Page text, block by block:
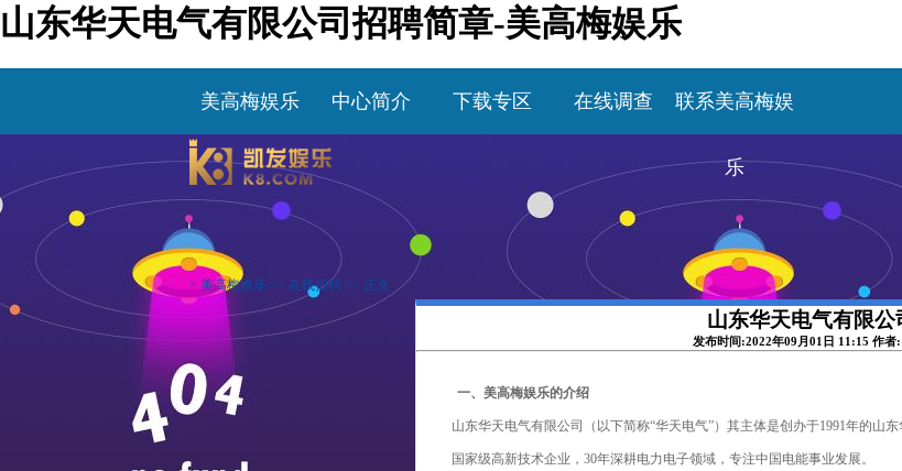
山东华天电气有限公司招聘简章-美高梅娱乐
美高梅娱乐 中心简介 下载专区 在线调查 联系美高梅娱
乐
> 美高梅娱乐 >> 在线招聘 >> 正文
山东华天电气有限公
发布时间:2022年09月01日 11:15 作
一、美高梅娱乐的介绍
山东华天电气有限公司（以下简称“华天电气”）其主体是创办于1991年的山
国家级高新技术企业， 30年深耕电力电子领域，专注中国电能事业发展。